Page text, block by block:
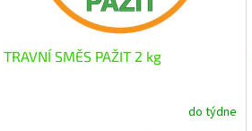
TRAVNÍ SMĚS PAŽIT 2 kg
do týdne